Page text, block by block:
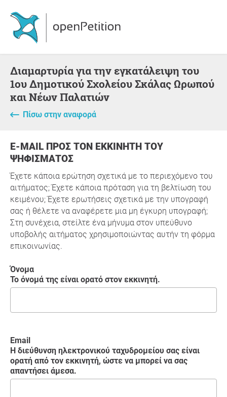
Διαμαρτυρία για την εγκατάλειψη του
1ου Δημοτικού Σχολείου Σκάλας Ωρωπού
και Νέων Παλατιών
Πίσω στην αναφορά
E-MAIL ΠΡΟΣ ΤΟΝ ΕΚΚΙΝΗΤΉ ΤΟΥ
ΨΗΦΊΣΜΑΤΟΣ
Έχετε κάποια ερώτηση σχετικά με το περιεχόμενο του
αιτήματος; Έχετε κάποια πρόταση για τη βελτίωση του
κειμένου; Έχετε ερωτήσεις σχετικά με την υπογραφή
σας ή θέλετε να αναφέρετε μια μη έγκυρη υπογραφή;
Στη συνέχεια, στείλτε ένα μήνυμα στον υπεύθυνο
υποβολής αιτήματος χρησιμοποιώντας αυτήν τη φόρμα
επικοινωνίας.
Όνομα
Το όνομά της είναι ορατό στον εκκινητή.
Email
Η διεύθυνση ηλεκτρονικού ταχυδρομείου σας είναι
ορατή από τον εκκινητή, ώστε να μπορεί να σας
απαντήσει άμεσα.